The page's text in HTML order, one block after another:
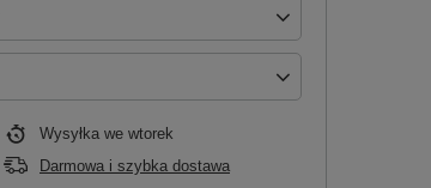
Wysyłka we wtorek
Darmowa i szybka dostawa